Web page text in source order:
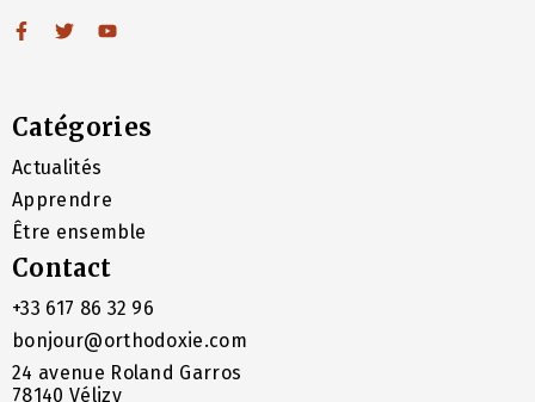
Catégories
Actualités
Apprendre
Être ensemble
Contact
+33 617 86 32 96
bonjour@orthodoxie.com
24 avenue Roland Garros
78140 Vélizy